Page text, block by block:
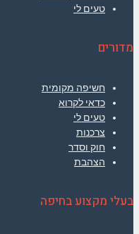
טעים לי
מדורים
חשיפה מקומית
כדאי לקרוא
טעים לי
צרכנות
חוק וסדר
הצהבת
בעלי מקצוע בחיפה